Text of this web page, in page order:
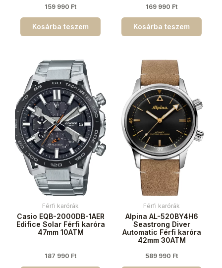
159 990 Ft
Kosárba teszem
169 990 Ft
Kosárba teszem
Férfi karórák
Casio EQB-2000DB-1AER
Edifice Solar Férfi karóra
47mm 10ATM
187 990 Ft
Férfi karórák
Alpina AL-520BY4H6
Seastrong Diver
Automatic Férfi karóra
42mm 30ATM
589 990 Ft